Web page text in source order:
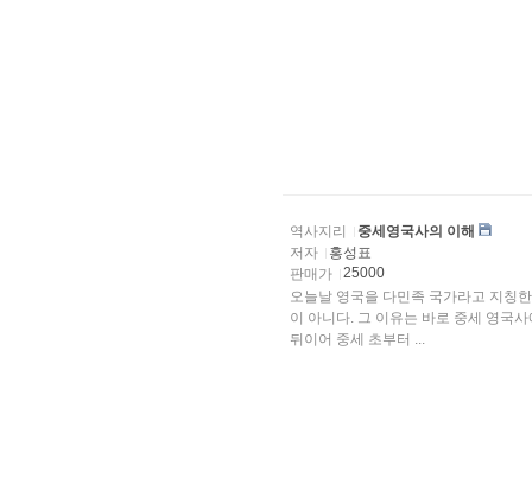
역사지리
중세영국사의 이해
저자
홍성표
판매가
25000
오늘날 영국을 다민족 국가라고 지칭
이 아니다. 그 이유는 바로 중세 영국사에 대한 이해를 통해서 알 수 있다. 고대 로마의 영국 정복에
뒤이어 중세 초부터 ...